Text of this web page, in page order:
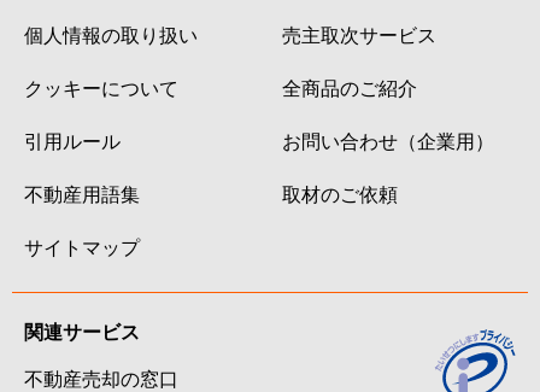
個人情報の取り扱い
クッキーについて
引用ルール
不動産用語集
サイトマップ
売主取次サービス
全商品のご紹介
お問い合わせ（企業用）
取材のご依頼
関連サービス
不動産売却の窓口